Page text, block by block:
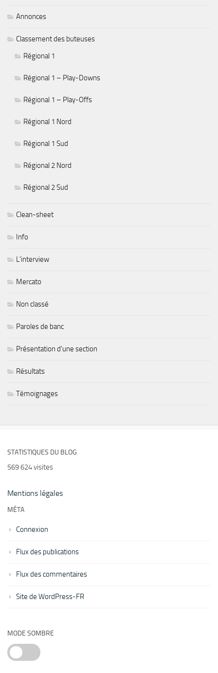
Annonces
Classement des buteuses
Régional 1
Régional 1 – Play-Downs
Régional 1 – Play-Offs
Régional 1 Nord
Régional 1 Sud
Régional 2 Nord
Régional 2 Sud
Clean-sheet
Info
L'interview
Mercato
Non classé
Paroles de banc
Présentation d'une section
Résultats
Témoignages
STATISTIQUES DU BLOG
569 624 visites
Mentions légales
MÉTA
Connexion
Flux des publications
Flux des commentaires
Site de WordPress-FR
MODE SOMBRE